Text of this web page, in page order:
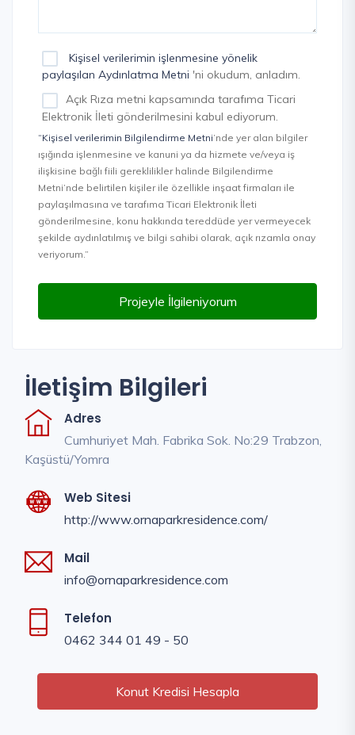
Kişisel verilerimin işlenmesine yönelik
paylaşılan Aydınlatma Metni 'ni okudum, anladım.
Açık Rıza metni kapsamında tarafıma Ticari
Elektronik İleti gönderilmesini kabul ediyorum.
“Kişisel verilerimin Bilgilendirme Metni’nde yer alan bilgiler
ışığında işlenmesine ve kanuni ya da hizmete ve/veya iş
ilişkisine bağlı fiili gereklilikler halinde Bilgilendirme
Metni’nde belirtilen kişiler ile özellikle inşaat firmaları ile
paylaşılmasına ve tarafıma Ticari Elektronik İleti
gönderilmesine, konu hakkında tereddüde yer vermeyecek
şekilde aydınlatılmış ve bilgi sahibi olarak, açık rızamla onay
veriyorum.”
Projeyle İlgileniyorum
İletişim Bilgileri
Adres
Cumhuriyet Mah. Fabrika Sok. No:29 Trabzon,
Kaşüstü/Yomra
Web Sitesi
http://www.ornaparkresidence.com/
Mail
info@ornaparkresidence.com
Telefon
0462 344 01 49 - 50
Konut Kredisi Hesapla